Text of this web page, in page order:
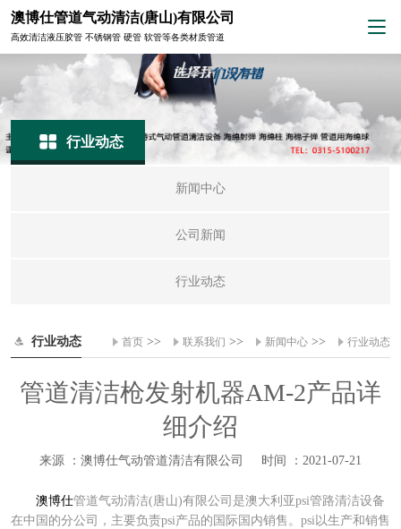
澳博仕管道气动清洁(唐山)有限公司
高效清洁液压胶管 不锈钢管 硬管 软管等各类材质管道
行业动态
新闻中心
公司新闻
行业动态
行业动态 首页 >> 联系我们 >> 新闻中心 >> 行业动态
管道清洁枪发射机器AM-2产品详
细介绍
来源 ：澳博仕气动管道清洁有限公司 时间 ：2021-07-21
澳博仕管道气动清洁(唐山)有限公司是澳大利亚psi管路清洁设备
在中国的分公司，主要负责psi产品的国际国内销售。psi以生产和销售